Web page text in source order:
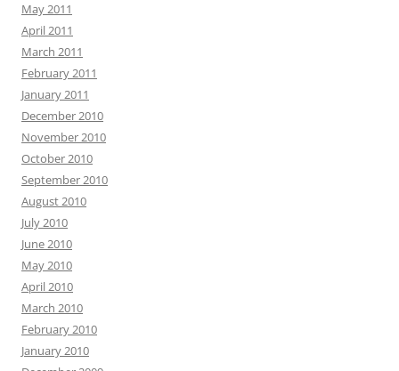
May 2011
April 2011
March 2011
February 2011
January 2011
December 2010
November 2010
October 2010
September 2010
August 2010
July 2010
June 2010
May 2010
April 2010
March 2010
February 2010
January 2010